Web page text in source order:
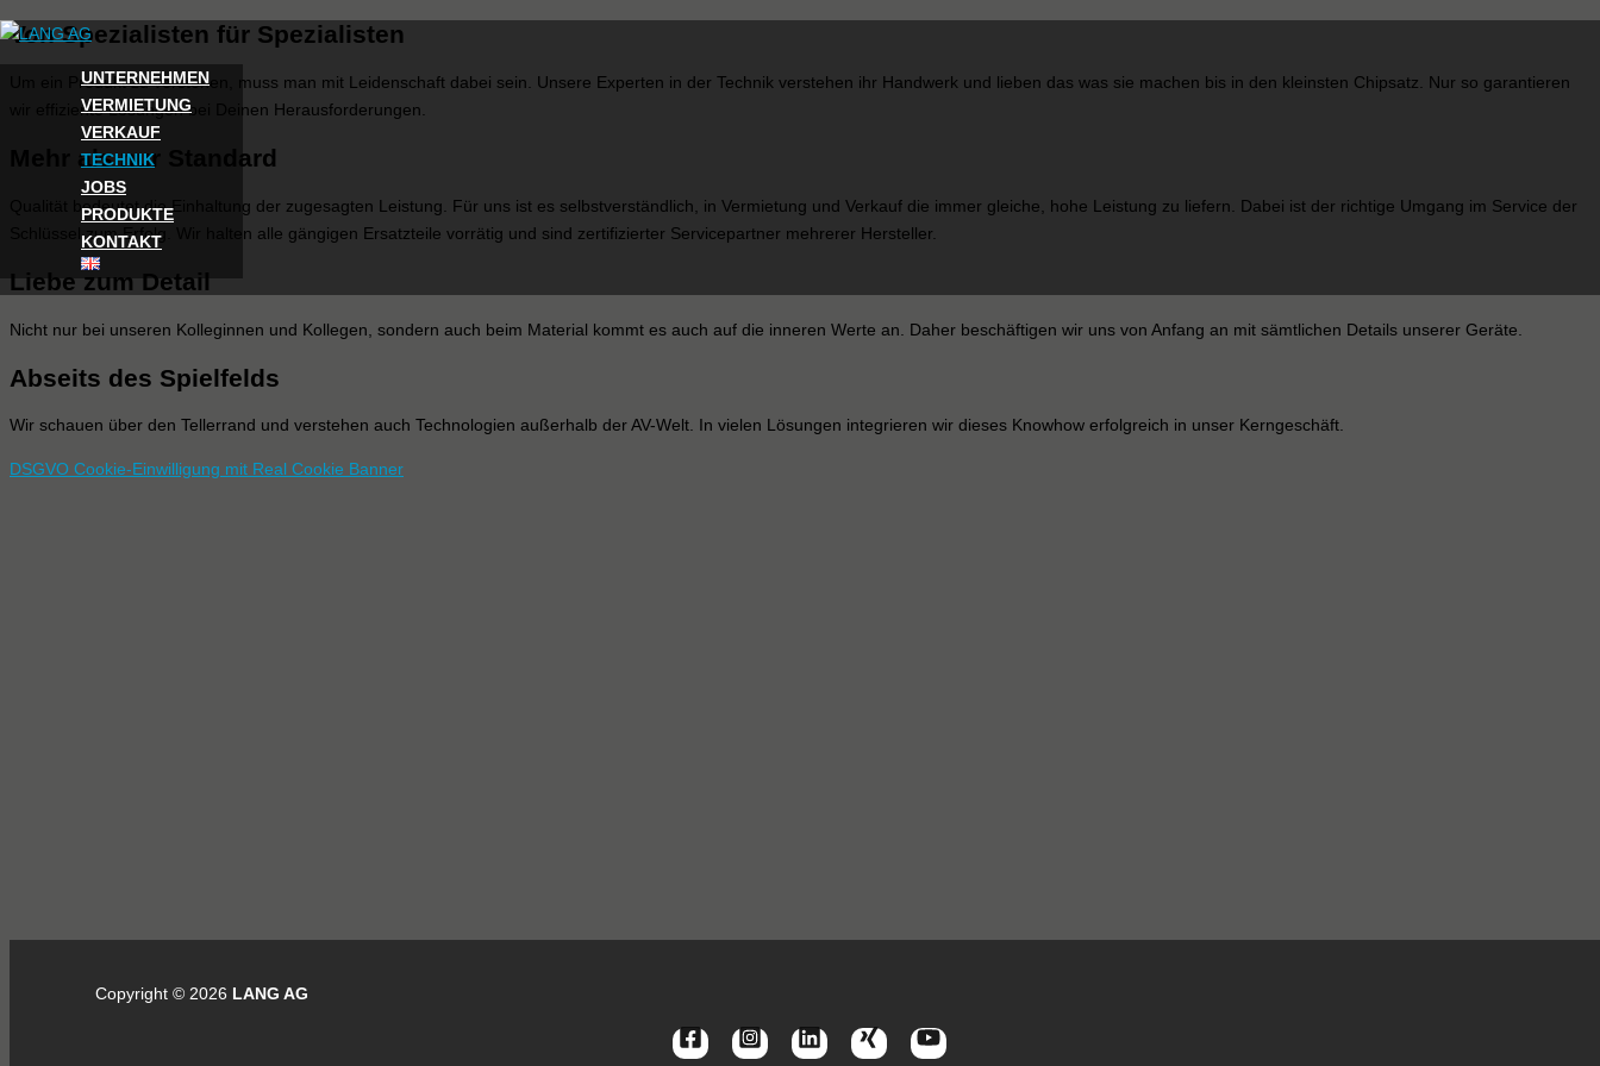
Zum
UNTERNEHMEN
VERMIETUNG
VERKAUF
TECHNIK
JOBS
PRODUKTE
KONTAKT
Von Spezialisten für Spezialisten
Um ein Produkt zu verstehen, muss man mit Leidenschaft dabei sein. Unsere Experten in der Technik verstehen ihr Handwerk und lieben das was sie machen bis in den kleinsten Chipsatz. Nur so garantieren
wir effiziente Lösungen bei Deinen Herausforderungen.
Mehr als nur Standard
Qualität bedeutet die Einhaltung der zugesagten Leistung. Für uns ist es selbstverständlich, in Vermietung und Verkauf die immer gleiche, hohe Leistung zu liefern. Dabei ist der richtige Umgang im Service der
Schlüssel zum Erfolg. Wir halten alle gängigen Ersatzteile vorrätig und sind zertifizierter Servicepartner mehrerer Hersteller.
Liebe zum Detail
Nicht nur bei unseren Kolleginnen und Kollegen, sondern auch beim Material kommt es auch auf die inneren Werte an. Daher beschäftigen wir uns von Anfang an mit sämtlichen Details unserer Geräte.
Abseits des Spielfelds
Wir schauen über den Tellerrand und verstehen auch Technologien außerhalb der AV-Welt. In vielen Lösungen integrieren wir dieses Knowhow erfolgreich in unser Kerngeschäft.
Copyright © 2026 LANG AG
DSGVO Cookie-Einwilligung mit Real Cookie Banner